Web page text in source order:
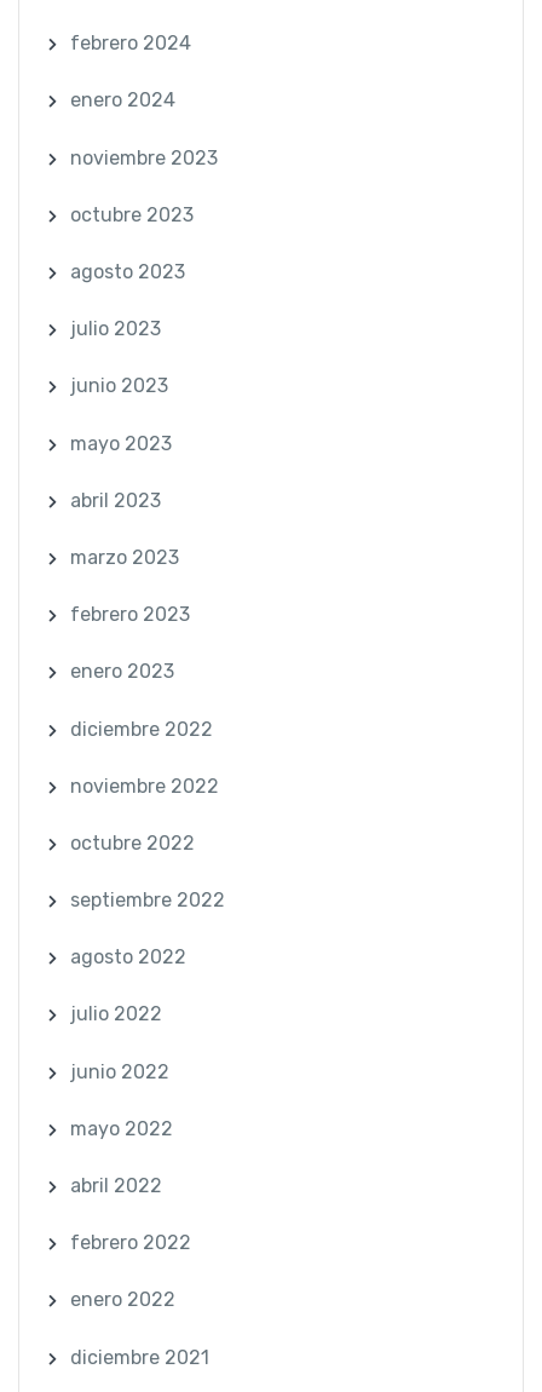
febrero 2024
enero 2024
noviembre 2023
octubre 2023
agosto 2023
julio 2023
junio 2023
mayo 2023
abril 2023
marzo 2023
febrero 2023
enero 2023
diciembre 2022
noviembre 2022
octubre 2022
septiembre 2022
agosto 2022
julio 2022
junio 2022
mayo 2022
abril 2022
febrero 2022
enero 2022
diciembre 2021